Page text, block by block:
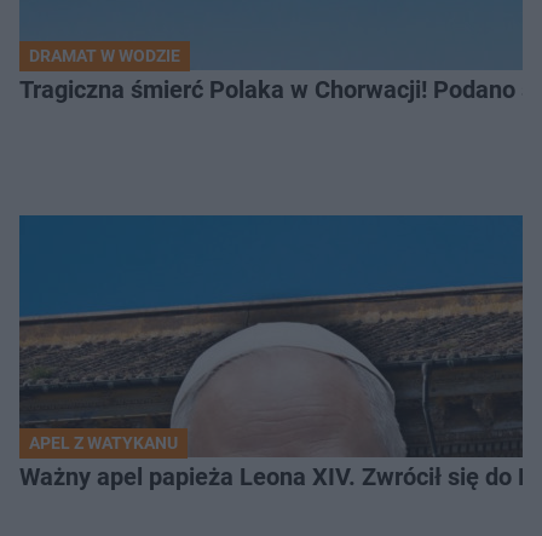
DRAMAT W WODZIE
Tragiczna śmierć Polaka w Chorwacji! Podano
APEL Z WATYKANU
Ważny apel papieża Leona XIV. Zwrócił się do